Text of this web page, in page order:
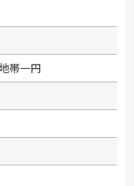
帯一円